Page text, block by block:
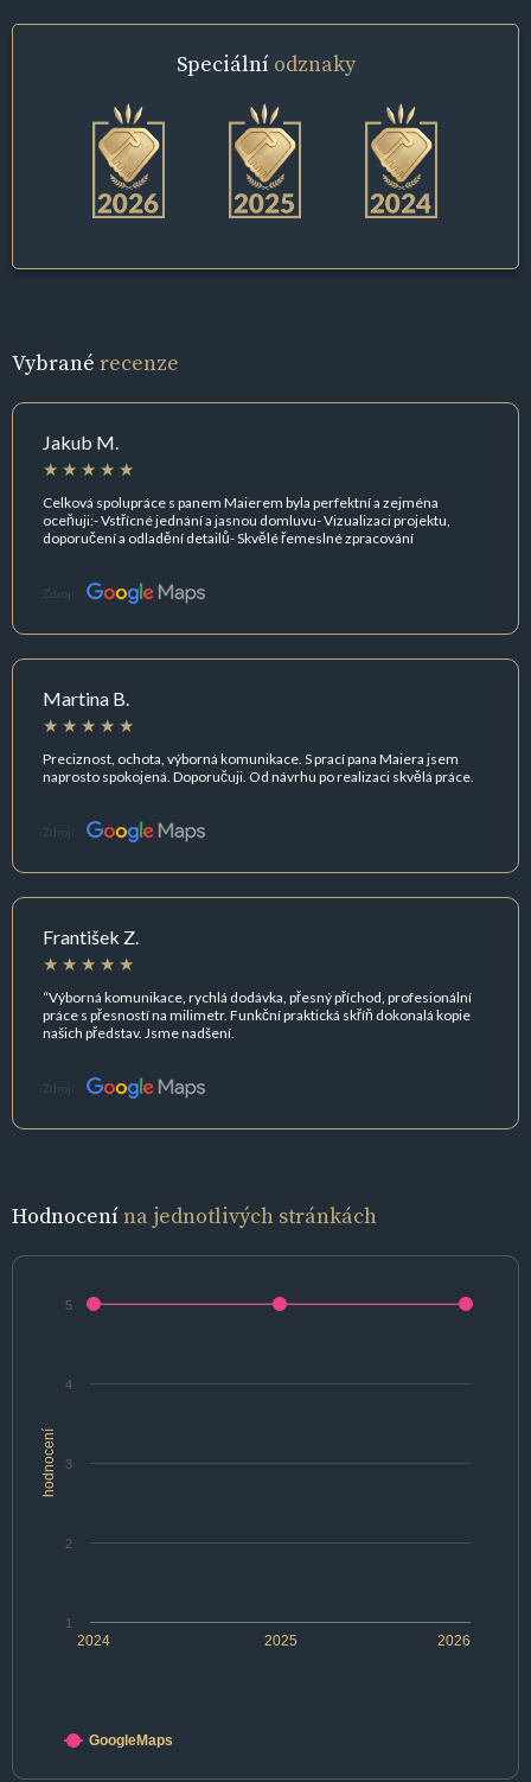
Speciální odznaky
Vybrané recenze
Jakub M.
Celková spolupráce s panem Maierem byla perfektní a zejména
oceňuji:- Vstřícné jednání a jasnou domluvu- Vizualizaci projektu,
doporučení a odladění detailů- Skvělé řemeslné zpracování
Zdroj:
Martina B.
Preciznost, ochota, výborná komunikace. S prací pana Maiera jsem
naprosto spokojená. Doporučuji. Od návrhu po realizaci skvělá práce.
Zdroj:
František Z.
“Výborná komunikace, rychlá dodávka, přesný příchod, profesionální
práce s přesností na milimetr. Funkční praktická skříň dokonalá kopie
našich představ. Jsme nadšení.
Zdroj:
Hodnocenína jednotlivých stránkách
hodnocení
2024 2025 2026
1
2
3
4
5
GoogleMaps